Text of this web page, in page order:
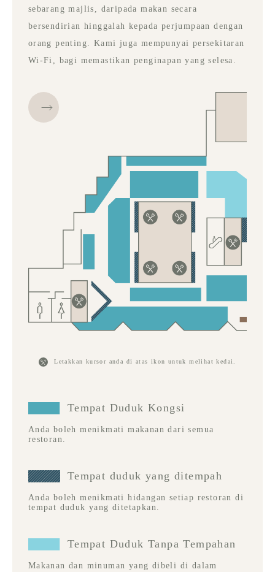
sebarang majlis, daripada makan secara
bersendirian hinggalah kepada perjumpaan dengan
orang penting. Kami juga mempunyai persekitaran
Wi-Fi, bagi memastikan penginapan yang selesa.
Letakkan kursor anda di atas ikon untuk melihat kedai.
Tempat Duduk Kongsi
Anda boleh menikmati makanan dari semua
restoran.
Tempat duduk yang ditempah
Anda boleh menikmati hidangan setiap restoran di
tempat duduk yang ditetapkan.
Tempat Duduk Tanpa Tempahan
Makanan dan minuman yang dibeli di dalam